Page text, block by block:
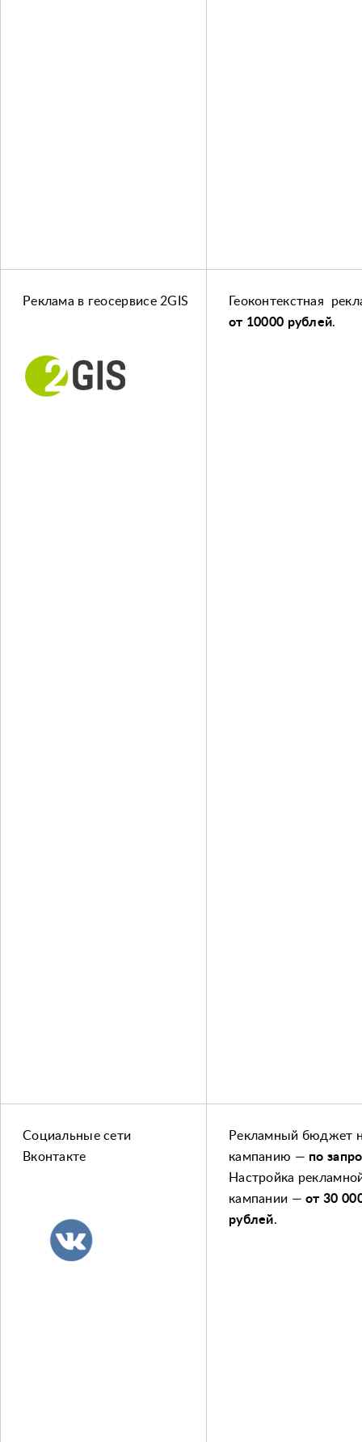
Реклама в геосервисе 2GIS
Геоконтекстная
от 10000 рублей.
Социальные сети
Вконтакте
Рекламный бюджет
кампанию — по
Настройка
кампании —от 30
рублей.